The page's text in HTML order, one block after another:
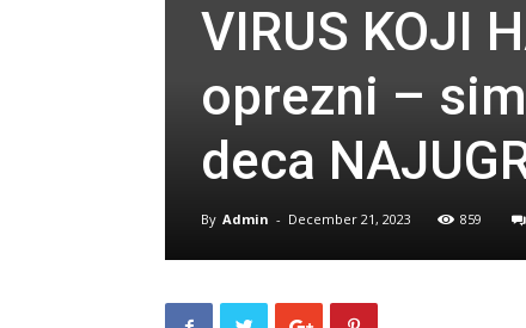
VIRUS KOJI
oprezni –
deca
By Admin - December 21, 2023 859